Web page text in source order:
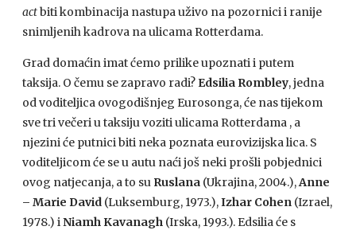
actbiti kombinacija nastupa uživo na pozornici i ranije
snimljenih kadrova na ulicama Rotterdama.
Grad domaćin imat ćemo prilike upoznati i putem
taksija. O čemu se zapravo radi? Edsilia Rombley, jedna
od voditeljica ovogodišnjeg Eurosonga, će nas tijekom
sve tri večeri u taksiju voziti ulicama Rotterdama , a
njezini će putnici biti neka poznata eurovizijska lica. S
voditeljicom će se u autu naći još neki prošli pobjednici
ovog natjecanja, a to su Ruslana (Ukrajina, 2004.),Anne
– Marie David (Luksemburg, 1973.),Izhar Cohen (Izrael,
1978.) iNiamh Kavanagh (Irska, 1993.). Edsilia će s